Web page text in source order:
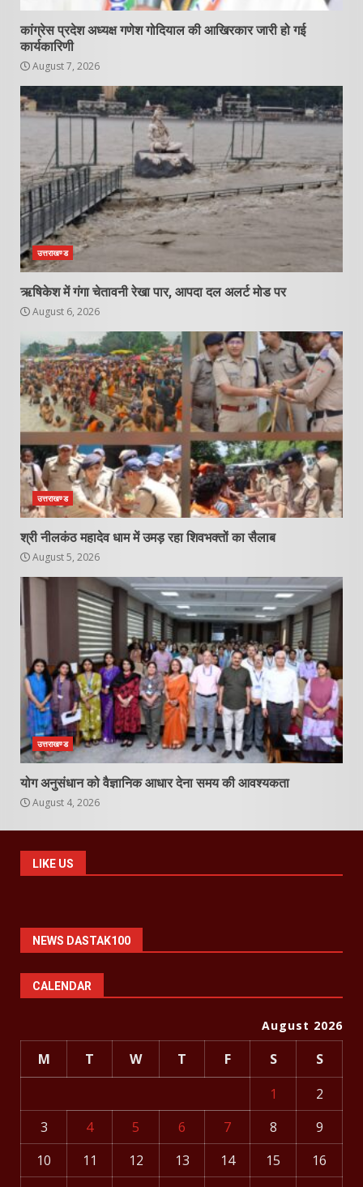
कांग्रेस प्रदेश अध्यक्ष गणेश गोदियाल की आखिरकार जारी हो गई
कार्यकारिणी
August 7, 2026
उत्तराखण्ड
ऋषिकेश में गंगा चेतावनी रेखा पार, आपदा दल अलर्ट मोड पर
August 6, 2026
उत्तराखण्ड
श्री नीलकंठ महादेव धाम में उमड़ रहा शिवभक्तों का सैलाब
August 5, 2026
उत्तराखण्ड
योग अनुसंधान को वैज्ञानिक आधार देना समय की आवश्यकता
August 4, 2026
LIKE US
NEWS DASTAK100
CALENDAR
August 2026
M T W T F S
S
1
2
3
4 5 6 7 8
9
10
11 12 13 14 15
16